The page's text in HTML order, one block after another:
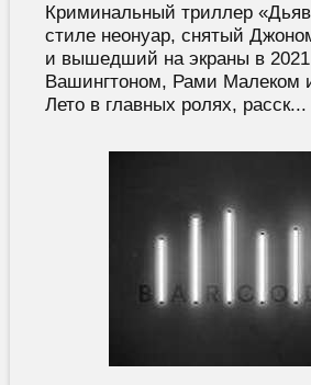
Криминальный триллер
стиле неонуар, снятый
и вышедший на экраны в 2021
Вашингтоном, Рами Малеком
Лето в главных ролях, расск...